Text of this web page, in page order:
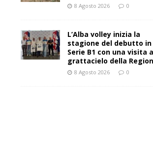
8 Agosto 2026 0
L’Alba volley inizia la
stagione del debutto in
Serie B1 con una visita
grattacielo della
8 Agosto 2026 0